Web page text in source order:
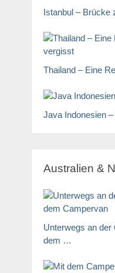
Istanbul – Brücke
Thailand – Eine
Java Indonesien
Australien &
Unterwegs an
dem …